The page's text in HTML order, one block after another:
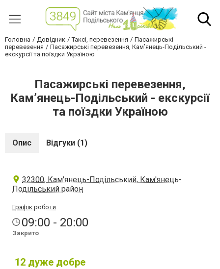
Головна Довідник Таксі, перевезення
Пасажирські
перевезення
Пасажирські перевезення, Кам’янець-Подільський -
екскурсії та поїздки Україною
Пасажирські перевезення,
Кам’янець-Подільський - екскурсії
та поїздки Україною
Опис Відгуки (1)
32300, Кам'янець-Подільський, Кам'янець-
Подільський район
Графік роботи
09:00 - 20:00
Закрито
12 дуже добре